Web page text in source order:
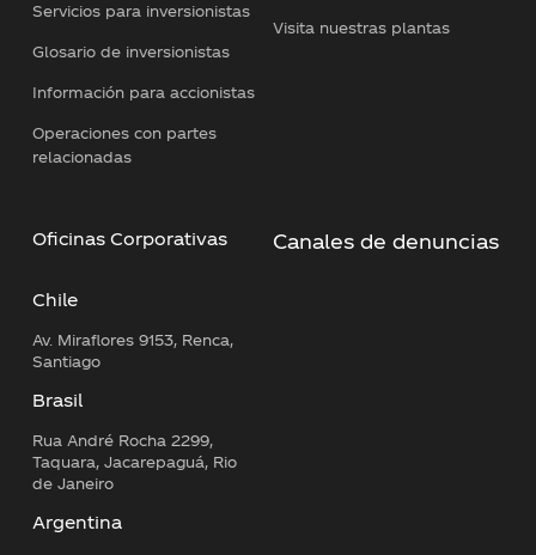
Servicios para inversionistas
Glosario de inversionistas
Información para accionistas
Operaciones con partes
relacionadas
Visita nuestras plantas
Oficinas Corporativas
Chile
Av. Miraflores 9153, Renca,
Santiago
Brasil
Rua André Rocha 2299,
Taquara, Jacarepaguá, Rio
de Janeiro
Argentina
Canales de denuncias